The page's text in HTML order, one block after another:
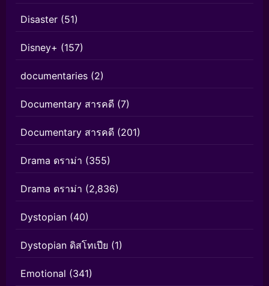
Disaster (51)
Disney+ (157)
documentaries (2)
Documentary สารคดี (7)
Documentary สารคดี (201)
Drama ดราม่า (355)
Drama ดราม่า (2,836)
Dystopian (40)
Dystopian ดิสโทเปีย (1)
Emotional (341)